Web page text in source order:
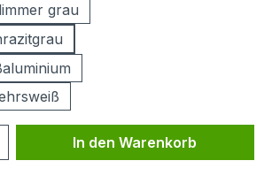
grau
Gib den
In den Warenkorb